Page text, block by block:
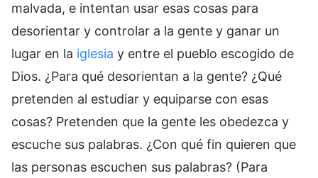
malvada, e intentan usar esas cosas para
desorientar y controlar a la gente y ganar un
lugar en la iglesia y entre el pueblo escogido de
Dios. ¿Para qué desorientan a la gente? ¿Qué
pretenden al estudiar y equiparse con esas
cosas? Pretenden que la gente les obedezca y
escuche sus palabras. ¿Con qué fin quieren que
las personas escuchen sus palabras? (Para